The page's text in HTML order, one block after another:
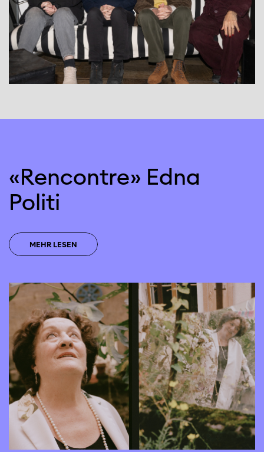
«Rencontre» Edna
Politi
MEHR LESEN